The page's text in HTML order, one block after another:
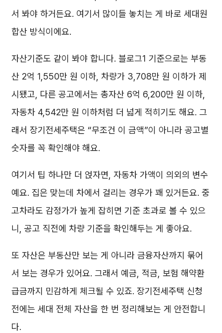
서 봐야 하거든요. 여기서 많이들 놓치는 게 바로 세대원
합산 방식이에요.
자산기준도 같이 봐야 합니다. 블로그1 기준으로는 부동
산 2억 1,550만 원 이하, 차량가 3,708만 원 이하가 제
시됐고, 다른 공고에서는 총자산 6억 6,200만 원 이하,
자동차 4,542만 원 이하처럼 더 넓게 적히기도 해요. 그
래서 장기전세주택은 “무조건 이 금액”이 아니라 공고별
숫자를 꼭 확인해야 해요.
여기서 팁 하나만 더 얹자면, 자동차 가액이 의외의 변수
예요. 집은 맞는데 차에서 걸리는 경우가 꽤 있거든요. 중
고차라도 감정가가 높게 잡히면 기준 초과로 볼 수 있으
니, 공고 직전에 차량 기준을 확인해두는 게 좋아요.
또 자산은 부동산만 보는 게 아니라 금융자산까지 묶어
서 보는 경우가 있어요. 그래서 예금, 적금, 보험 해약환
급금까지 민감하게 체크될 수 있죠. 장기전세주택 신청
전에는 세대 전체 자산을 한 번 정리해보는 게 안전합니
다.